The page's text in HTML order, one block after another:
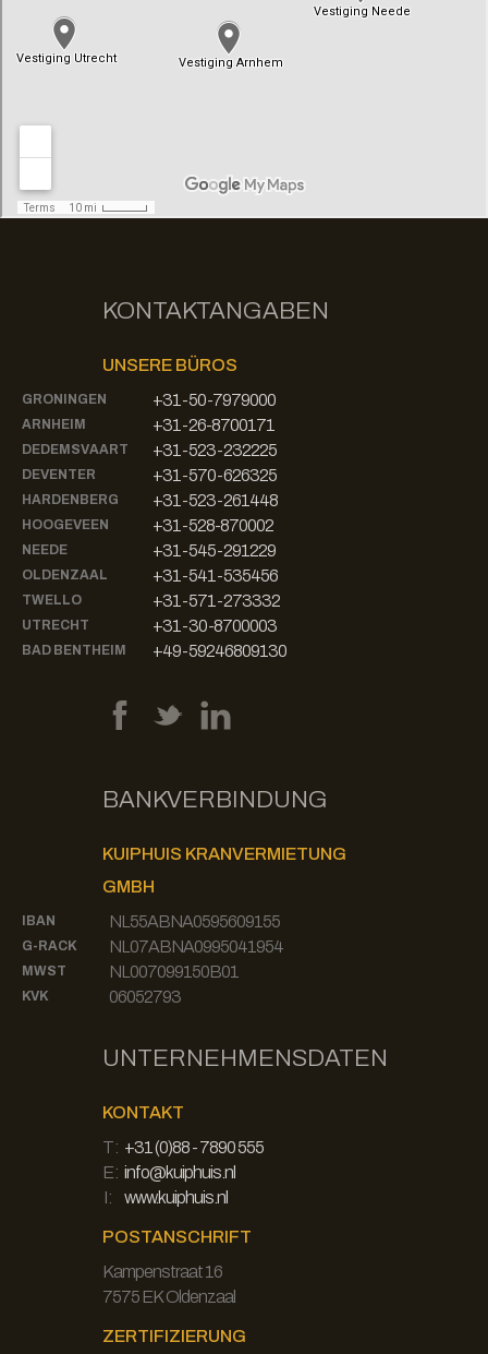
KONTAKTANGABEN
UNSERE BÜROS
GRONINGEN +31-50-7979000
ARNHEIM +31-26-8700171
DEDEMSVAART +31-523-232225
DEVENTER +31-570-626325
HARDENBERG +31-523-261448
HOOGEVEEN +31-528-870002
NEEDE +31-545-291229
OLDENZAAL +31-541-535456
TWELLO +31-571-273332
UTRECHT +31-30-8700003
BAD BENTHEIM +49-59246809130
BANKVERBINDUNG
KUIPHUIS KRANVERMIETUNG
GMBH
IBAN NL55ABNA0595609155
G-RACK NL07ABNA0995041954
MWST NL007099150B01
KVK 06052793
UNTERNEHMENSDATEN
KONTAKT
T: +31 (0)88 - 7890 555
E: info@kuiphuis.nl
I:
www.kuiphuis.nl
POSTANSCHRIFT
Kampenstraat 16
7575 EK Oldenzaal
ZERTIFIZIERUNG